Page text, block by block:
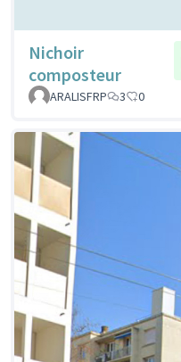
Nichoir
composteur
ARALISFRP
3 0